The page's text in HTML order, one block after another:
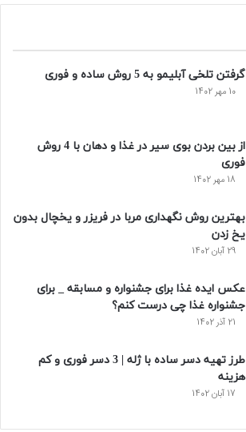
گرفتن تلخی آبلیمو به 5 روش ساده و فوری
10 مهر 1402
از بین بردن بوی سیر در غذا و دهان با 4 روش
فوری
18 مهر 1402
بهترین روش نگهداری مربا در فریزر و یخچال بدون
یخ زدن
29 آبان 1402
عکس ایده غذا برای جشنواره و مسابقه _ برای
جشنواره غذا چی درست کنم؟
21 آذر 1402
طرز تهیه دسر ساده با ژله | 3 دسر فوری و کم
هزینه
17 آبان 1402